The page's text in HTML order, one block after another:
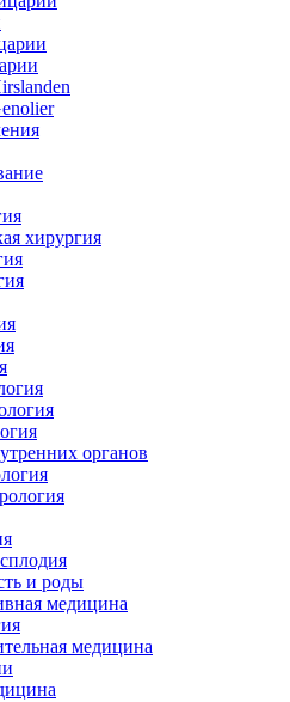
хирургия
органов
и роды
медицина
медицина